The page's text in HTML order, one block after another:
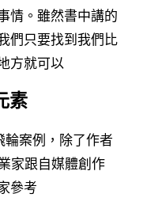
情。雖然書中講的
們只要找到我們比
方就可以
素
案例，除了作者
家跟自媒體創作
參考